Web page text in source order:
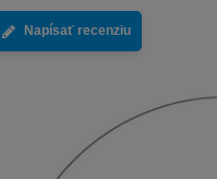
Napísať recenziu